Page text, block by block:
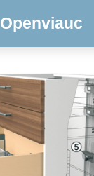
Openviauc